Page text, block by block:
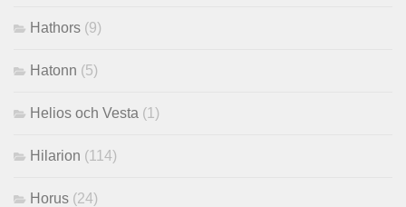
Hathors (9)
Hatonn (5)
Helios och Vesta (1)
Hilarion (114)
Horus (24)